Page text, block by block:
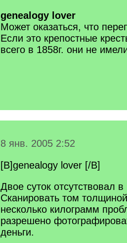
genealogy lover
Может оказаться, что
Если это крепостные
всего в 1858г. они не
8 янв. 2005 2:52
[B]genealogy lover [/B]
Двое суток отсутствовал в
Сканировать том
несколько килограмм
разрешено
деньги.